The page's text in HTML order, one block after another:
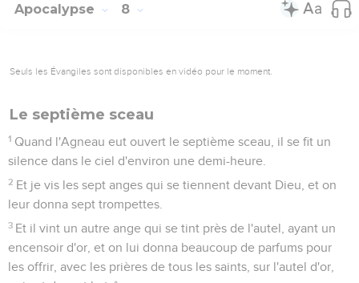
Apocalypse 8
Seuls les Évangiles sont disponibles en vidéo pour le moment.
Le septième sceau
1 Quand l'Agneau eut ouvert le septième sceau, il se fit un
silence dans le ciel d'environ une demi-heure.
2 Et je vis les sept anges qui se tiennent devant Dieu, et on
leur donna sept trompettes.
3 Et il vint un autre ange qui se tint près de l'autel, ayant un
encensoir d'or, et on lui donna beaucoup de parfums pour
les offrir, avec les prières de tous les saints, sur l'autel d'or,